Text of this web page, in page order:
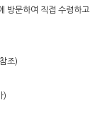
방문하여 직접 수령하고
조)
)